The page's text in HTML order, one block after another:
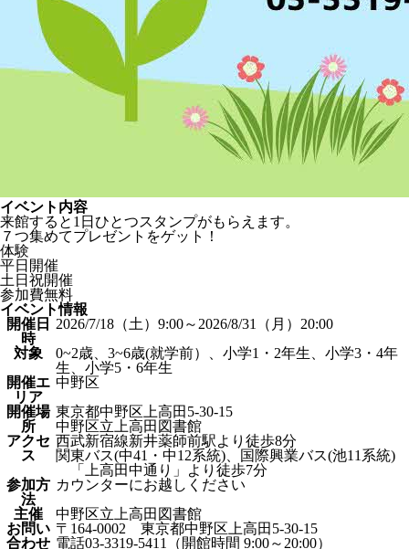
イベント内容
来館すると1日ひとつスタンプがもらえます。
７つ集めてプレゼントをゲット！
体験
平日開催
土日祝開催
参加費無料
イベント情報
開催日
時
2026/7/18（土）9:00～2026/8/31（月）20:00
対象
0~2歳、3~6歳(就学前）、小学1・2年生、小学3・4年
生、小学5・6年生
開催エ
リア
中野区
開催場
所
東京都中野区上高田5-30-15
中野区立上高田図書館
アクセ
ス
西武新宿線新井薬師前駅より徒歩8分
関東バス(中41・中12系統)、国際興業バス(池11系統)
「上高田中通り」より徒歩7分
参加方
法
カウンターにお越しください
主催
中野区立上高田図書館
お問い
合わせ
〒164-0002 東京都中野区上高田5-30-15
電話03-3319-5411（開館時間 9:00～20:00）